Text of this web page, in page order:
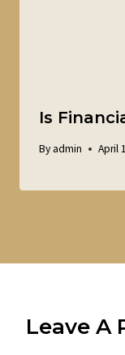
Is
Byadmin April
Leave A